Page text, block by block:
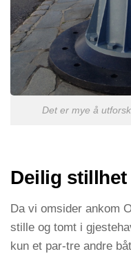
Det er mye å
Deilig stillhet
Da vi omsider ankom
stille og tomt i
kun et par-tre andre